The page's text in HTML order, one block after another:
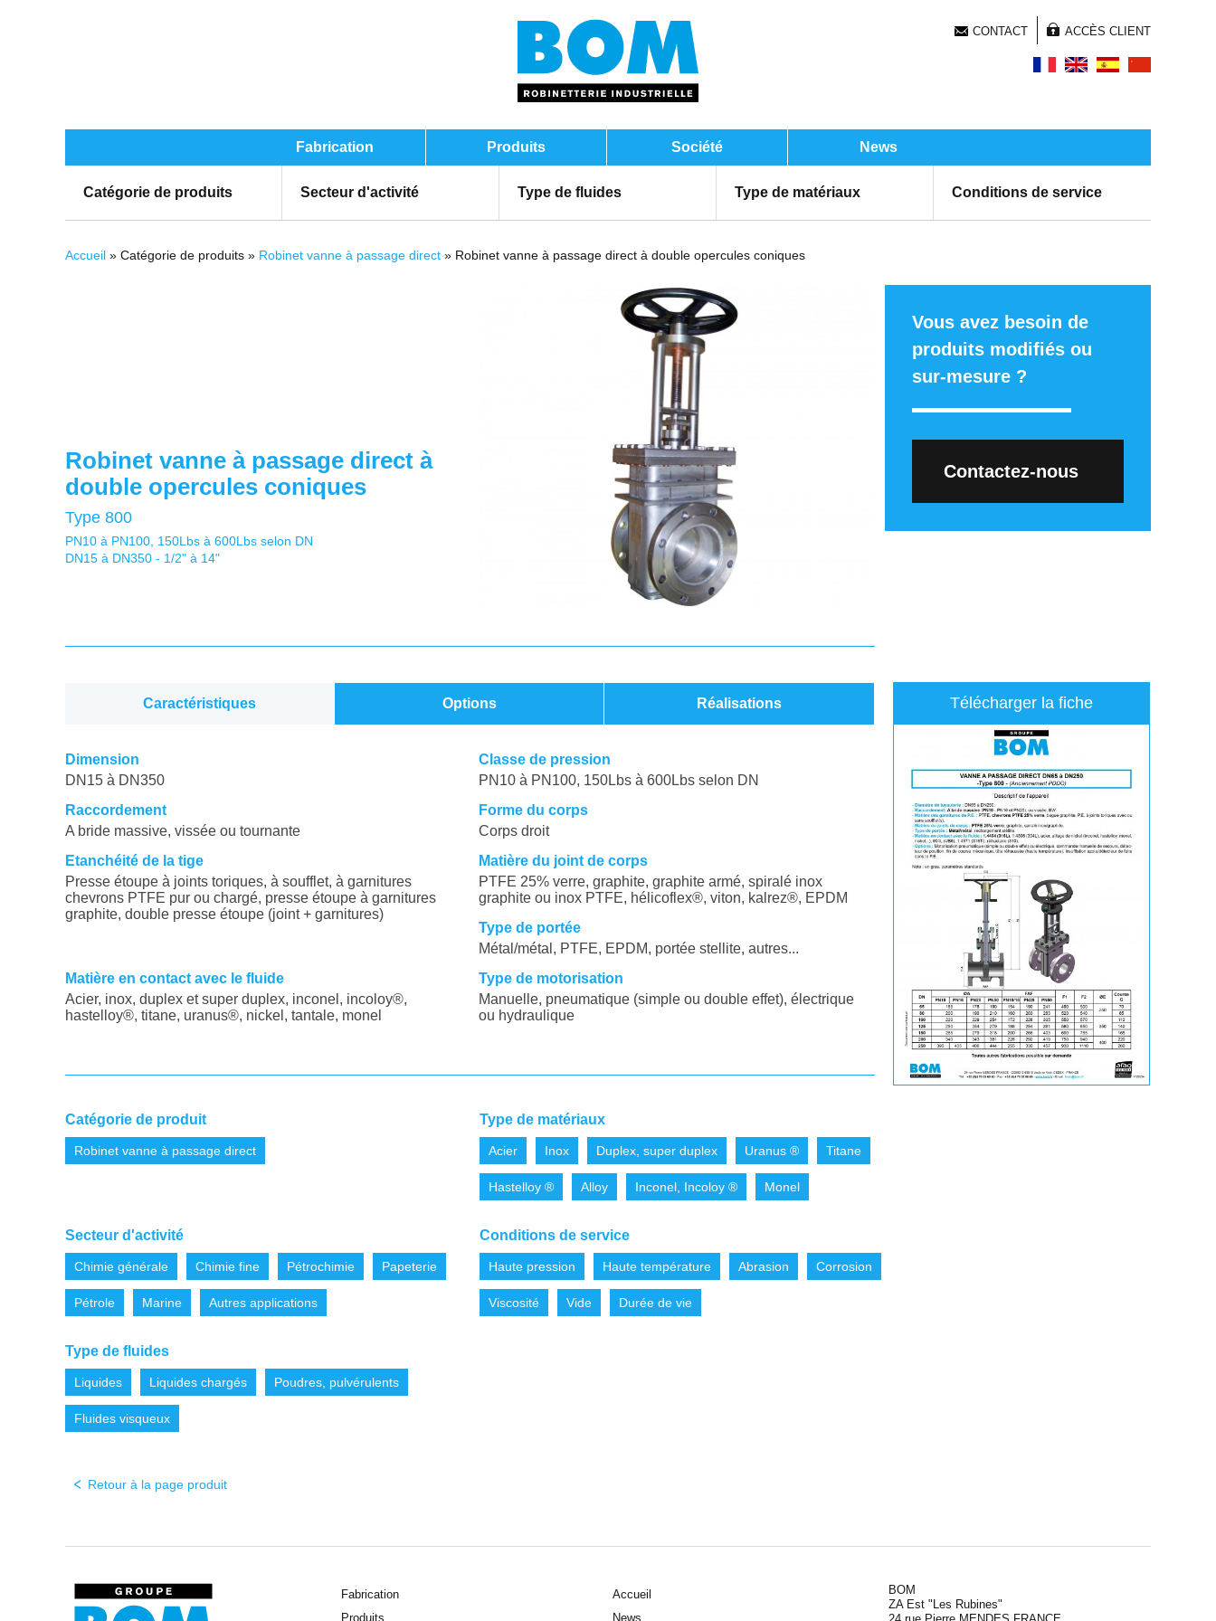
CONTACT ACCÈS CLIENT
Fabrication Produits Société News
Catégorie de produits Secteur d'activité Type de fluides Type de matériaux Conditions de service
Vous êtes ici
Accueil » Catégorie de produits » Robinet vanne à passage direct » Robinet vanne à passage direct à double opercules coniques
Vous avez besoin de
produits modifiés ou
sur-mesure ?
Contactez-nous
Robinet vanne à passage direct à
double opercules coniques
Type 800
PN10 à PN100, 150Lbs à 600Lbs selon DN
DN15 à DN350 - 1/2" à 14"
Caractéristiques Options Réalisations
Dimension
DN15 à DN350
Classe de pression
PN10 à PN100, 150Lbs à 600Lbs selon DN
Raccordement
A bride massive, vissée ou tournante
Forme du corps
Corps droit
Etanchéité de la tige
Presse étoupe à joints toriques, à soufflet, à garnitures
chevrons PTFE pur ou chargé, presse étoupe à garnitures
graphite, double presse étoupe (joint + garnitures)
Matière du joint de corps
PTFE 25% verre, graphite, graphite armé, spiralé inox
graphite ou inox PTFE, hélicoflex®, viton, kalrez®, EPDM
Type de portée
Métal/métal, PTFE, EPDM, portée stellite, autres...
Matière en contact avec le fluide
Acier, inox, duplex et super duplex, inconel, incoloy®,
hastelloy®, titane, uranus®, nickel, tantale, monel
Type de motorisation
Manuelle, pneumatique (simple ou double effet), électrique
ou hydraulique
Télécharger la fiche
Catégorie de produit
Robinet vanne à passage direct
Type de matériaux
Acier Inox Duplex, super duplex Uranus ® Titane
Hastelloy ® Alloy Inconel, Incoloy ® Monel
Secteur d'activité
Chimie générale Chimie fine Pétrochimie Papeterie
Pétrole Marine Autres applications
Conditions de service
Haute pression Haute température Abrasion Corrosion
Viscosité Vide Durée de vie
Type de fluides
Liquides Liquides chargés Poudres, pulvérulents
Fluides visqueux
Retour à la page produit
Fabrication
Produits
Accueil
News
BOM
ZA Est "Les Rubines"